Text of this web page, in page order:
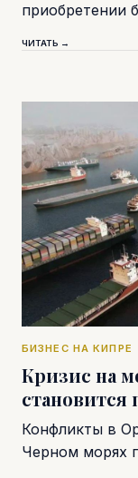
приобретении
ЧИТАТЬ →
БИЗНЕС НА КИПРЕ
Кризис на
Конфликты в
Черном морях